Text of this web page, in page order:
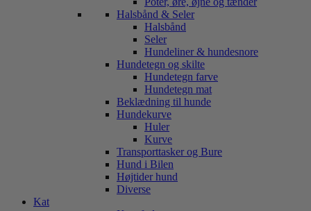
Halsbånd & Seler
Halsbånd
Seler
Hundeliner & hundesnore
Hundetegn og skilte
Hundetegn farve
Hundetegn mat
Beklædning til hunde
Hundekurve
Huler
Kurve
Transporttasker og Bure
Hund i Bilen
Højtider hund
Diverse
Kat